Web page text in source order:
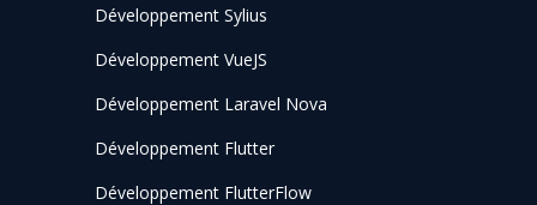
Développement Sylius
Développement VueJS
Développement Laravel Nova
Développement Flutter
Développement FlutterFlow